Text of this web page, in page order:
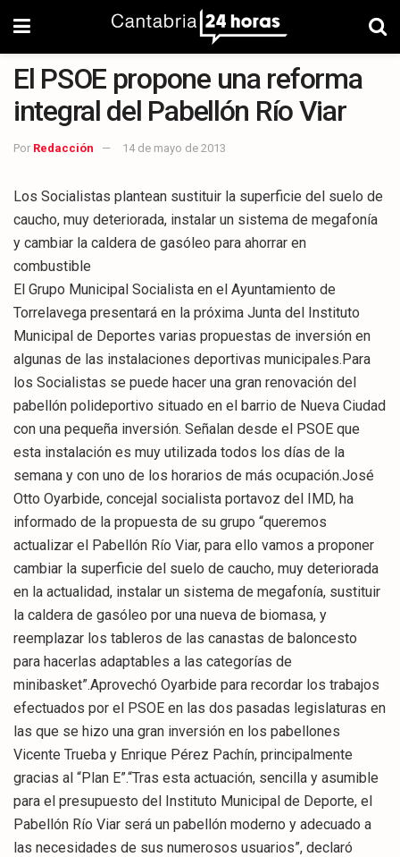
El PSOE propone una reforma
integral del Pabellón Río Viar
Por Redacción 14 de mayo de 2013
Los Socialistas plantean sustituir la superficie del suelo de
caucho, muy deteriorada, instalar un sistema de megafonía
y cambiar la caldera de gasóleo para ahorrar en
combustible
El Grupo Municipal Socialista en el Ayuntamiento de
Torrelavega presentará en la próxima Junta del Instituto
Municipal de Deportes varias propuestas de inversión en
algunas de las instalaciones deportivas municipales.Para
los Socialistas se puede hacer una gran renovación del
pabellón polideportivo situado en el barrio de Nueva Ciudad
con una pequeña inversión. Señalan desde el PSOE que
esta instalación es muy utilizada todos los días de la
semana y con uno de los horarios de más ocupación.José
Otto Oyarbide, concejal socialista portavoz del IMD, ha
informado de la propuesta de su grupo “queremos
actualizar el Pabellón Río Viar, para ello vamos a proponer
cambiar la superficie del suelo de caucho, muy deteriorada
en la actualidad, instalar un sistema de megafonía, sustituir
la caldera de gasóleo por una nueva de biomasa, y
reemplazar los tableros de las canastas de baloncesto
para hacerlas adaptables a las categorías de
minibasket”.Aprovechó Oyarbide para recordar los trabajos
efectuados por el PSOE en las dos pasadas legislaturas en
las que se hizo una gran inversión en los pabellones
Vicente Trueba y Enrique Pérez Pachín, principalmente
gracias al “Plan E”.“Tras esta actuación, sencilla y asumible
para el presupuesto del Instituto Municipal de Deporte, el
Pabellón Río Viar será un pabellón moderno y adecuado a
las necesidades de sus numerosos usuarios”, declaró